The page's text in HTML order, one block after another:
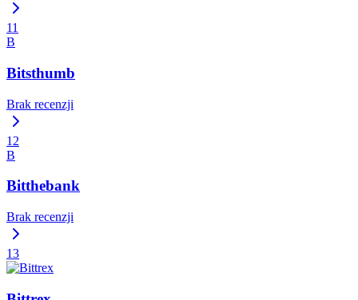
11
B
Bitsthumb
Brak recenzji
12
B
Bitthebank
Brak recenzji
13